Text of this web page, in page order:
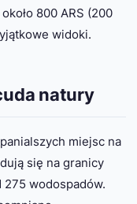
800 ARS (200
widoki.
natury
miejsc na
się na granicy
wodospadów.